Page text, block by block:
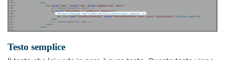
Testo semplice